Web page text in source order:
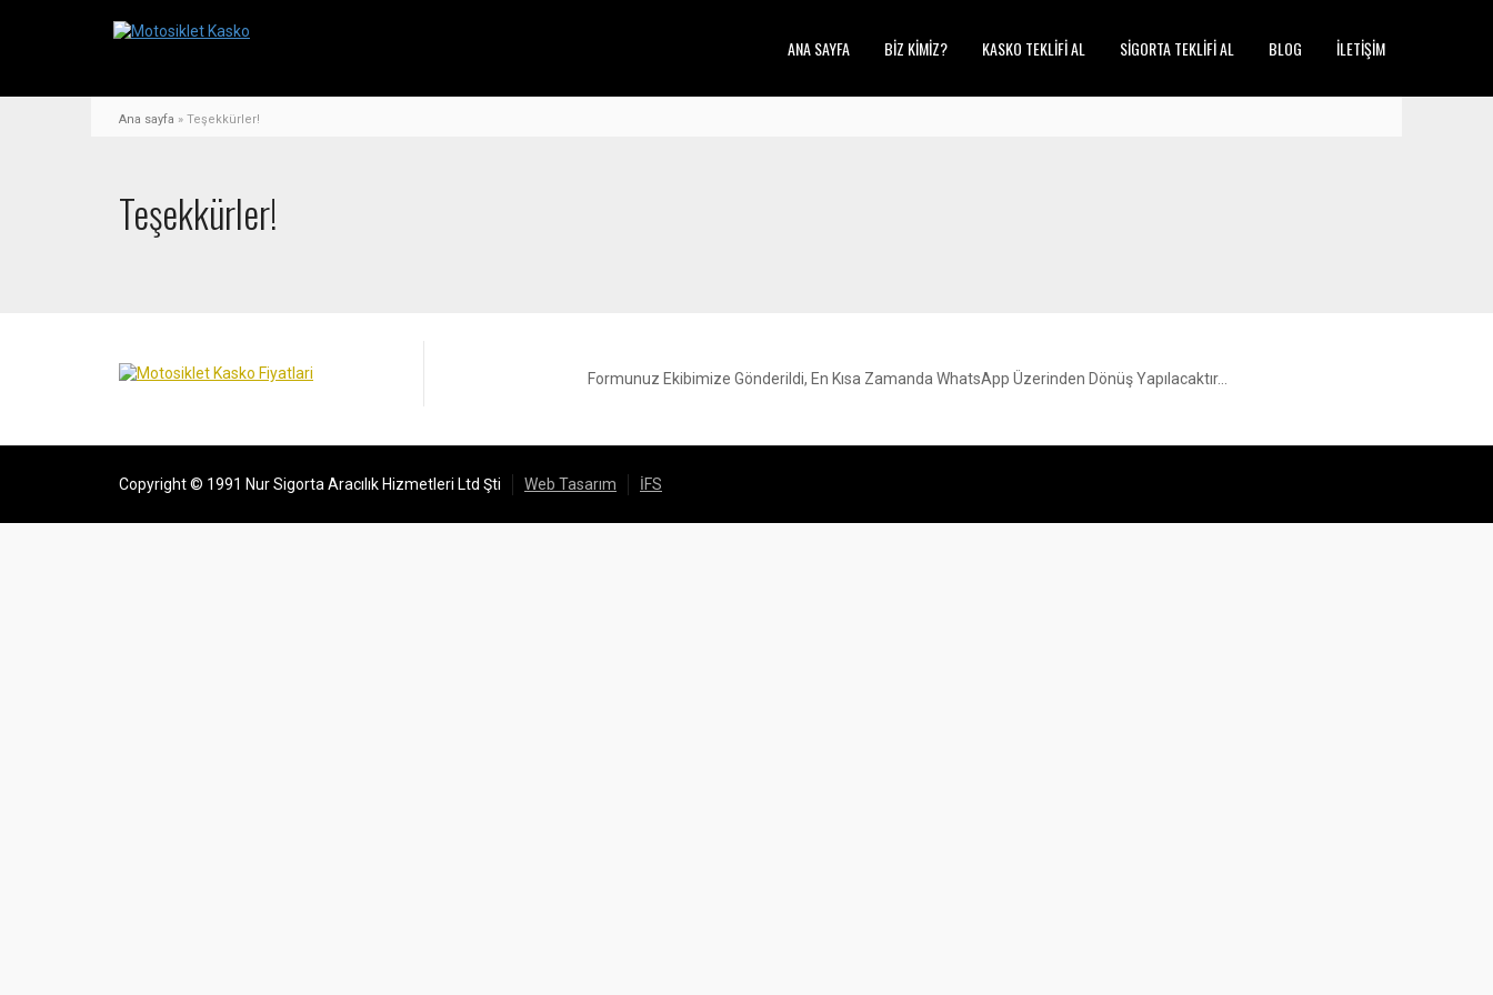
ANA SAYFA BİZ KİMİZ? KASKO TEKLİFİ AL SİGORTA TEKLİFİ AL BLOG İLETİŞİM
Ana sayfa » Teşekkürler!
Teşekkürler!
Formunuz Ekibimize Gönderildi, En Kısa Zamanda WhatsApp Üzerinden Dönüş Yapılacaktır…
Copyright © 1991 Nur Sigorta Aracılık Hizmetleri Ltd Şti Web Tasarım İFS